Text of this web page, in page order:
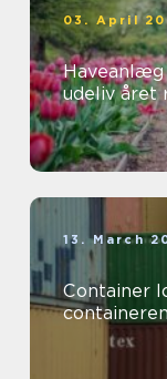
03. April
udeliv året
13. March
Container